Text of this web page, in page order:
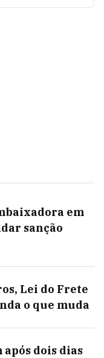
em
sanção
Lei do Frete
o que muda
após dois dias